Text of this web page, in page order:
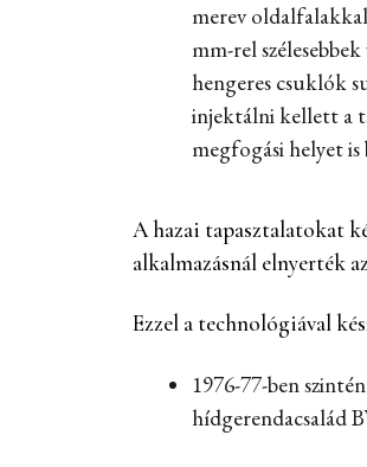
merev
mm-rel
hengeres csuklók
injektálni kellett a
megfogási helyet
A hazai tapasztalatokat
alkalmazásnál elnyerték
Ezzel a technológiával
1976-77-ben
hídgerendacsalád